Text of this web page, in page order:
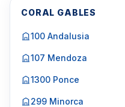
CORAL GABLES
100 Andalusia
107 Mendoza
1300 Ponce
299 Minorca